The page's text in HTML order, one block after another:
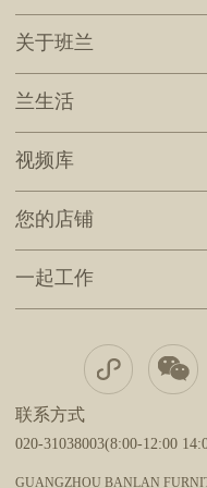
关于班兰
兰生活
视频库
您的店铺
一起工作
联系方式
020-31038003(8:00-12:00
GUANGZHOU BANLAN